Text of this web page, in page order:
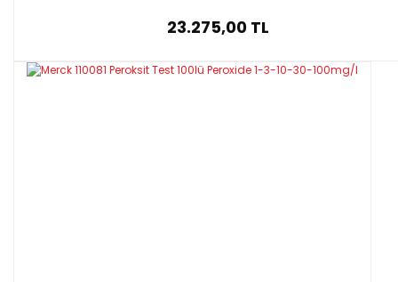
23.275,00 TL